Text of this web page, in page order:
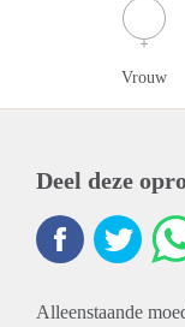
Vrouw
Deel deze
Alleenstaande